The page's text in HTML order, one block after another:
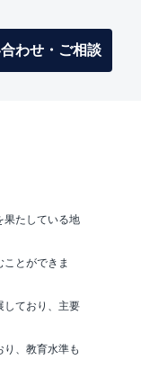
わせ・ご相談
果たしている地
とができま
しており、主要
、教育水準も